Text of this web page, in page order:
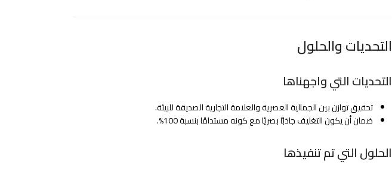
التحديات والحلول
التحديات التي واجهناها
تحقيق توازن بين الجمالية العصرية والعلامة التجارية الصديقة للبيئة.
ضمان أن يكون التغليف جاذبًا بصريًا مع كونه مستدامًا بنسبة 100%.
الحلول التي تم تنفيذها